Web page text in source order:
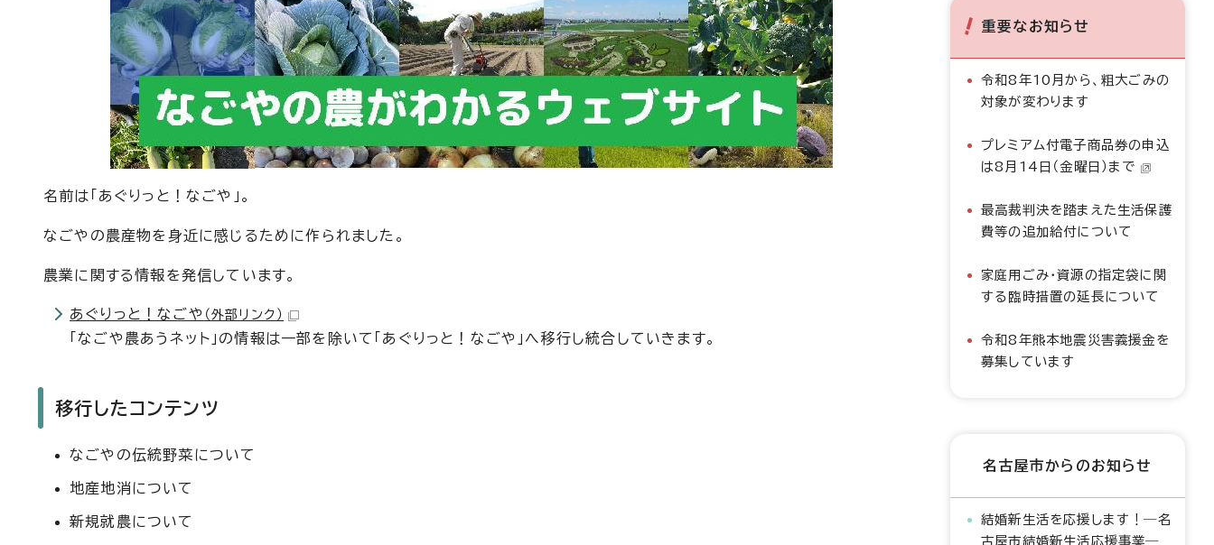
名前は「あぐりっと！なごや」。
なごやの農産物を身近に感じるために作られました。
農業に関する情報を発信しています。
あぐりっと！なごや （外部リンク）
「なごや農あうネット」の情報は一部を除いて「あぐりっと！なごや」へ移行し統合していきます。
移行したコンテンツ
なごやの伝統野菜について
地産地消について
新規就農について
重要なお知らせ
令和8年10月から、粗大ごみの
対象が変わります
プレミアム付電子商品券の申込
は8月14日（金曜日）まで
最高裁判決を踏まえた生活保護
費等の追加給付について
家庭用ごみ・資源の指定袋に関
する臨時措置の延長について
令和8年熊本地震災害義援金を
募集しています
名古屋市からのお知らせ
結婚新生活を応援します！―名
古屋市結婚新生活応援事業―